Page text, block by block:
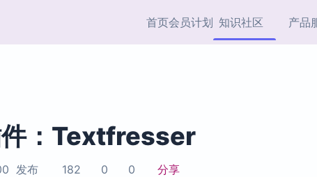
首页会员计划 知识社区
协作者
产品
加速访问 Obsidian 官方
Obsidian 思维导
：Textfresser
发布 182 0 0 分享